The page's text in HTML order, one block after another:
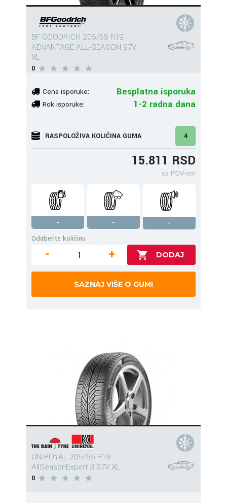
BF GOODRICH 205/55 R19
ADVANTAGE ALL-SEASON 97V
XL
0
Cena isporuke: Besplatna isporuka
Rok isporuke: 1-2 radna dana
RASPOLOŽIVA KOLIČINA GUMA 4
15.811 RSD
sa PDV-om
- -
-
Odaberite količinu
- +
SAZNAJ VIŠE O GUMI
UNIROYAL 205/55 R19
AllSeasonExpert 3 97V XL
0